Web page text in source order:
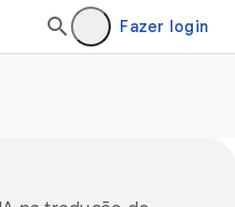
Fazer login